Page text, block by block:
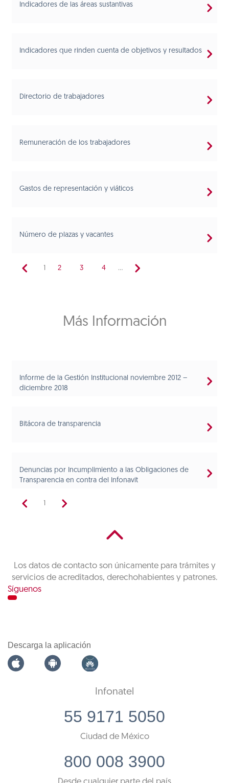
Indicadores de las áreas sustantivas
Indicadores que rinden cuenta de objetivos y resultados
Directorio de trabajadores
Remuneración de los trabajadores
Gastos de representación y viáticos
Número de plazas y vacantes
1 2 3 4 ...
Más Información
Informe de la Gestión Institucional noviembre 2012 –
diciembre 2018
Bitácora de transparencia
Denuncias por Incumplimiento a las Obligaciones de
Transparencia en contra del Infonavit
1
Los datos de contacto son únicamente para trámites y
servicios de acreditados, derechohabientes y patrones.
Síguenos
Descarga la aplicación
Infonatel
55 9171 5050
Ciudad de México
800 008 3900